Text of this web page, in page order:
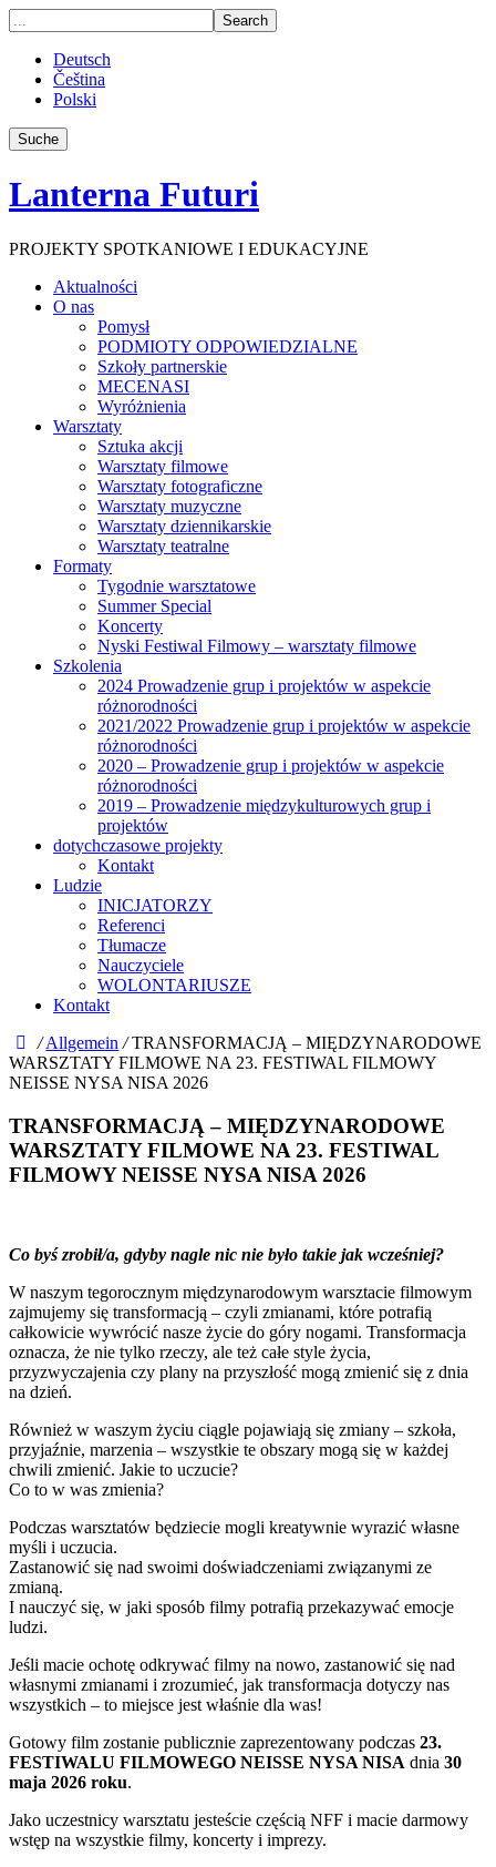
Deutsch
Čeština
Polski
Suche
Lanterna Futuri
PROJEKTY SPOTKANIOWE I EDUKACYJNE
Aktualności
O nas
Pomysł
PODMIOTY ODPOWIEDZIALNE
Szkoły partnerskie
MECENASI
Wyróżnienia
Warsztaty
Sztuka akcji
Warsztaty filmowe
Warsztaty fotograficzne
Warsztaty muzyczne
Warsztaty dziennikarskie
Warsztaty teatralne
Formaty
Tygodnie warsztatowe
Summer Special
Koncerty
Nyski Festiwal Filmowy – warsztaty filmowe
Szkolenia
2024 Prowadzenie grup i projektów w aspekcie
różnorodności
2021/2022 Prowadzenie grup i projektów w aspekcie
różnorodności
2020 – Prowadzenie grup i projektów w aspekcie
różnorodności
2019 – Prowadzenie międzykulturowych grup i
projektów
dotychczasowe projekty
Kontakt
Ludzie
INICJATORZY
Referenci
Tłumacze
Nauczyciele
WOLONTARIUSZE
Kontakt
/ Allgemein / TRANSFORMACJĄ – MIĘDZYNARODOWE
WARSZTATY FILMOWE NA 23. FESTIWAL FILMOWY
NEISSE NYSA NISA 2026
TRANSFORMACJĄ – MIĘDZYNARODOWE
WARSZTATY FILMOWE NA 23. FESTIWAL
FILMOWY NEISSE NYSA NISA 2026
Co byś zrobił/a, gdyby nagle nic nie było takie jak wcześniej?
W naszym tegorocznym międzynarodowym warsztacie filmowym
zajmujemy się transformacją – czyli zmianami, które potrafią
całkowicie wywrócić nasze życie do góry nogami. Transformacja
oznacza, że nie tylko rzeczy, ale też całe style życia,
przyzwyczajenia czy plany na przyszłość mogą zmienić się z dnia
na dzień.
Również w waszym życiu ciągle pojawiają się zmiany – szkoła,
przyjaźnie, marzenia – wszystkie te obszary mogą się w każdej
chwili zmienić. Jakie to uczucie?
Co to w was zmienia?
Podczas warsztatów będziecie mogli kreatywnie wyrazić własne
myśli i uczucia.
Zastanowić się nad swoimi doświadczeniami związanymi ze
zmianą.
I nauczyć się, w jaki sposób filmy potrafią przekazywać emocje
ludzi.
Jeśli macie ochotę odkrywać filmy na nowo, zastanowić się nad
własnymi zmianami i zrozumieć, jak transformacja dotyczy nas
wszystkich – to miejsce jest właśnie dla was!
Gotowy film zostanie publicznie zaprezentowany podczas 23.
FESTIWALU FILMOWEGO NEISSE NYSA NISA dnia 30
maja 2026 roku.
Jako uczestnicy warsztatu jesteście częścią NFF i macie darmowy
wstęp na wszystkie filmy, koncerty i imprezy.